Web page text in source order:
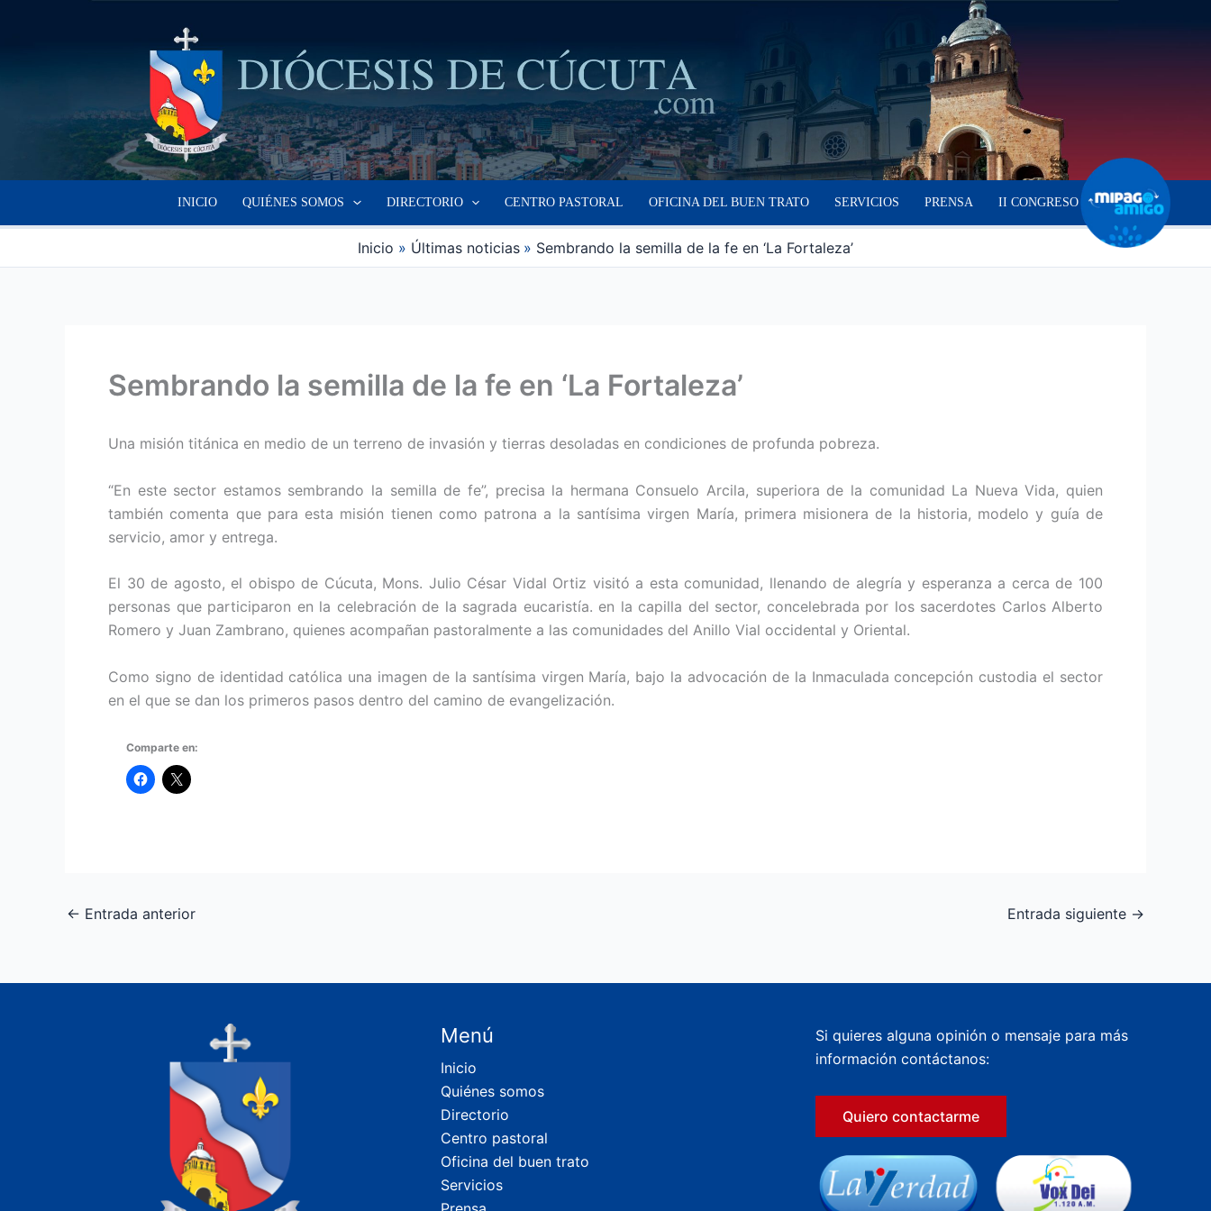
INICIO QUIÉNES SOMOS DIRECTORIO CENTRO PASTORAL OFICINA DEL BUEN TRATO SERVICIOS PRENSA II CONGRESO
Inicio Últimas noticias Sembrando la semilla de la fe en ‘La Fortaleza’
Sembrando la semilla de la fe en ‘La Fortaleza’
Una misión titánica en medio de un terreno de invasión y tierras desoladas en condiciones de profunda pobreza.
“En este sector estamos sembrando la semilla de fe”, precisa la hermana Consuelo Arcila, superiora de la comunidad La Nueva Vida, quien
también comenta que para esta misión tienen como patrona a la santísima virgen María, primera misionera de la historia, modelo y guía de
servicio, amor y entrega.
El 30 de agosto, el obispo de Cúcuta, Mons. Julio César Vidal Ortiz visitó a esta comunidad, llenando de alegría y esperanza a cerca de 100
personas que participaron en la celebración de la sagrada eucaristía. en la capilla del sector, concelebrada por los sacerdotes Carlos Alberto
Romero y Juan Zambrano, quienes acompañan pastoralmente a las comunidades del Anillo Vial occidental y Oriental.
Como signo de identidad católica una imagen de la santísima virgen María, bajo la advocación de la Inmaculada concepción custodia el sector
en el que se dan los primeros pasos dentro del camino de evangelización.
Comparte en:
← Entrada anterior Entrada siguiente →
Menú
Inicio
Quiénes somos
Directorio
Centro pastoral
Oficina del buen trato
Servicios
Si quieres alguna opinión o mensaje para más
información contáctanos:
Quiero contactarme